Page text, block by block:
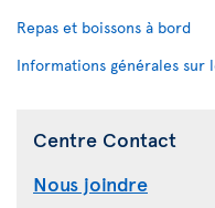
Repas et boissons à bord
Informations générales sur
Centre Contact
Nous joindre